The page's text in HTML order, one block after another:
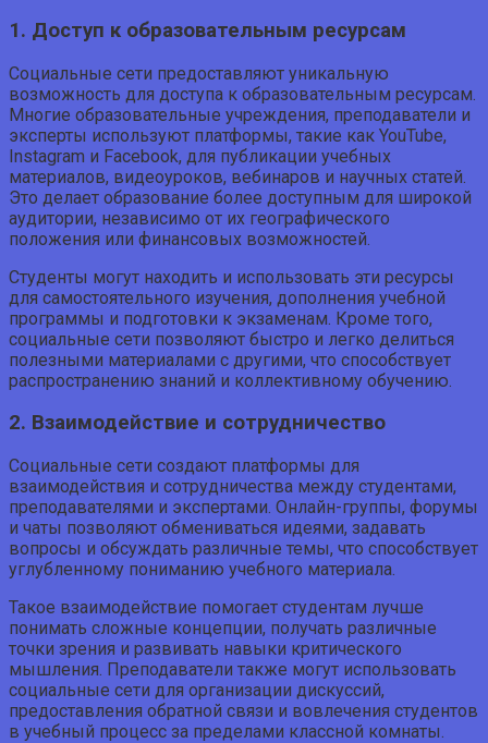
1. Доступ к образовательным ресурсам
Социальные сети предоставляют уникальную
возможность для доступа к образовательным ресурсам.
Многие образовательные учреждения, преподаватели и
эксперты используют платформы, такие как YouTube,
Instagram и Facebook, для публикации учебных
материалов, видеоуроков, вебинаров и научных статей.
Это делает образование более доступным для широкой
аудитории, независимо от их географического
положения или финансовых возможностей.
Студенты могут находить и использовать эти ресурсы
для самостоятельного изучения, дополнения учебной
программы и подготовки к экзаменам. Кроме того,
социальные сети позволяют быстро и легко делиться
полезными материалами с другими, что способствует
распространению знаний и коллективному обучению.
2. Взаимодействие и сотрудничество
Социальные сети создают платформы для
взаимодействия и сотрудничества между студентами,
преподавателями и экспертами. Онлайн-группы, форумы
и чаты позволяют обмениваться идеями, задавать
вопросы и обсуждать различные темы, что способствует
углубленному пониманию учебного материала.
Такое взаимодействие помогает студентам лучше
понимать сложные концепции, получать различные
точки зрения и развивать навыки критического
мышления. Преподаватели также могут использовать
социальные сети для организации дискуссий,
предоставления обратной связи и вовлечения студентов
в учебный процесс за пределами классной комнаты.